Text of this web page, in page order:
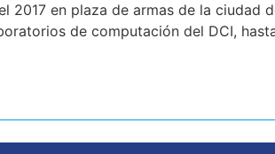
en plaza de armas de la ciudad
de computación del DCI,